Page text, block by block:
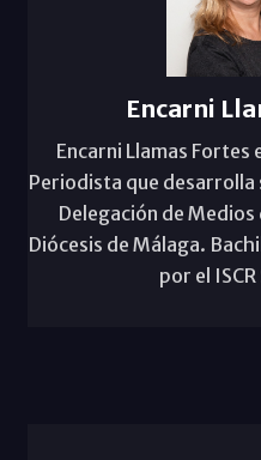
Encarni
Encarni Llamas Fortes
Periodista que
Delegación de Medios
Diócesis de Málaga.
por el